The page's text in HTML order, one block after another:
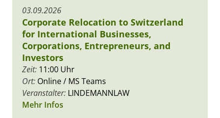
03.09.2026
Corporate Relocation to Switzerland
for International Businesses,
Corporations, Entrepreneurs, and
Investors
Zeit: 11:00 Uhr
Ort: Online / MS Teams
Veranstalter: LINDEMANNLAW
Mehr Infos